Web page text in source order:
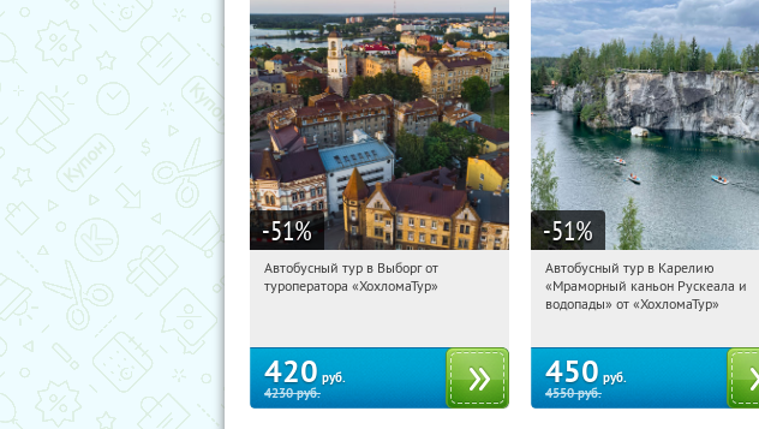
-51%
11:06:48 Купили:
Автобусный тур в Выборг от
туроператора «ХохломаТур»
420 руб.
4230руб.
-51%
11:06:48 Купили:
Сенная площадь
Автобусный тур в Карелию
«Мраморный каньон Рускеала и
водопады» от «ХохломаТур»
450 руб.
4550руб.